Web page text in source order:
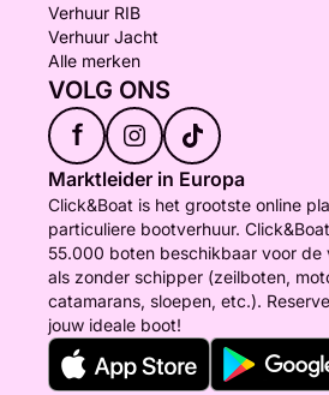
Verhuur RIB
Verhuur Jacht
Alle merken
VOLG ONS
f
Marktleider in Europa
Click&Boat is het grootste online
particuliere bootverhuur.
55.000 boten beschikbaar voor de
als zonder schipper (zeilboten,
catamarans, sloepen, etc.).
jouw ideale boot!